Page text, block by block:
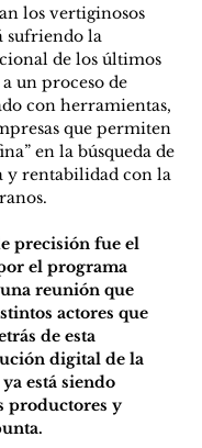
los vertiginosos
sufriendo la
de los últimos
un proceso de
con herramientas,
que permiten
en la búsqueda de
y rentabilidad con la
precisión fue el
el programa
reunión que
actores que
de esta
digital de la
está siendo
productores y